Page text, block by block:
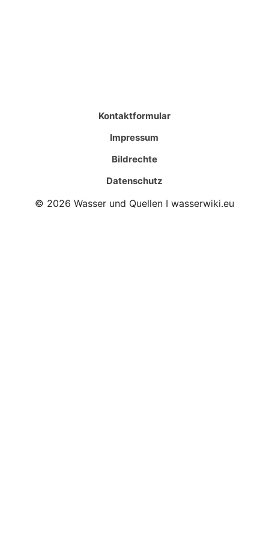
Kontaktformular
Impressum
Bildrechte
Datenschutz
© 2026 Wasser und Quellen I wasserwiki.eu